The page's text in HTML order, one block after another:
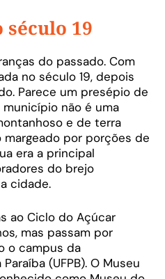
século 19
do passado. Com
no século 19, depois
Parece um presépio de
não é uma
e de terra
margeado por porções de
era a principal
do brejo
cidade.
ao Ciclo do Açúcar
mas passam por
o campus da
(UFPB). O Museu